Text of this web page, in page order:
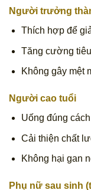
Người trưởng
Thích hợp để
Tăng cường
Không gây mệt
Người cao tuổi
Uống đúng
Cải thiện chất
Không hại gan
Phụ nữ sau sinh